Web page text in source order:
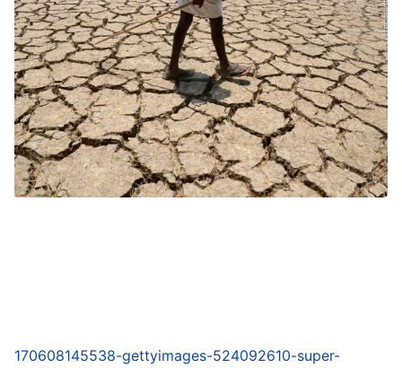
170608145538-gettyimages-524092610-super-